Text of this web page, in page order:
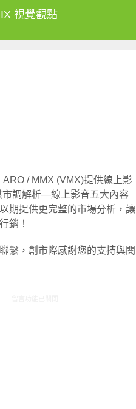
IX 視覺觀點
/ MMX (VMX)提供線上影
市調解析—線上影音五大內容
期提供更完整的市場分析，讓
銷！
繫，創市際感謝您的支持與閱